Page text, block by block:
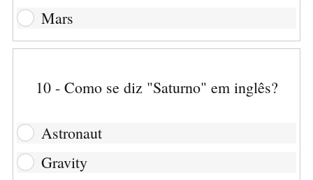
Mars
10 - Como se diz "Saturno" em inglês?
Astronaut
Gravity